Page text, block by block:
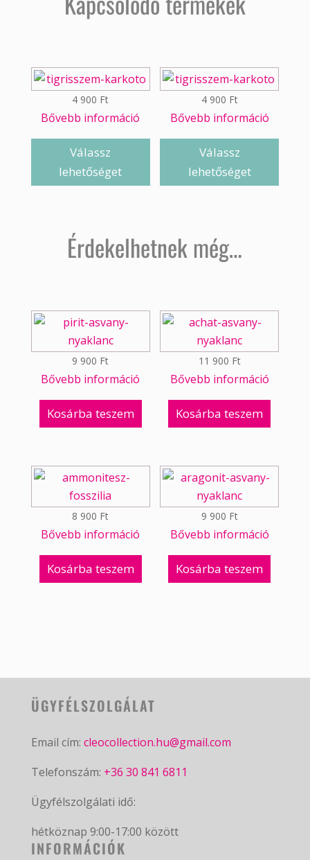
4 900 Ft
Bővebb információ
Válassz
lehetőséget
4 900 Ft
Bővebb információ
Válassz
lehetőséget
Érdekelhetnek még…
9 900 Ft
Bővebb információ
Kosárba teszem
11 900 Ft
Bővebb információ
Kosárba teszem
8 900 Ft
Bővebb információ
Kosárba teszem
9 900 Ft
Bővebb információ
Kosárba teszem
ÜGYFÉLSZOLGÁLAT
Email cím: cleocollection.hu@gmail.com
Telefonszám: +36 30 841 6811
Ügyfélszolgálati idő:
hétköznap 9:00-17:00 között
INFORMÁCIÓK